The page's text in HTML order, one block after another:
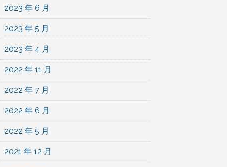
2023 年 6 月
2023 年 5 月
2023 年 4 月
2022 年 11 月
2022 年 7 月
2022 年 6 月
2022 年 5 月
2021 年 12 月